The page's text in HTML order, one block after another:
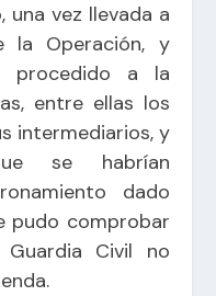
una vez llevada a
la Operación, y
procedido a la
entre ellas los
intermediarios, y
se habrían
dado
pudo comprobar
Civil no